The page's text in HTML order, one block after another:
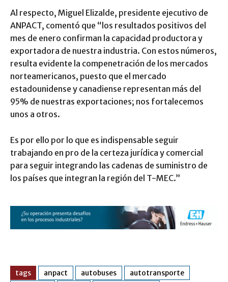
Al respecto, Miguel Elizalde, presidente ejecutivo de
ANPACT, comentó que “los resultados positivos del
mes de enero confirman la capacidad productora y
exportadora de nuestra industria. Con estos números,
resulta evidente la compenetración de los mercados
norteamericanos, puesto que el mercado
estadounidense y canadiense representan más del
95% de nuestras exportaciones; nos fortalecemos
unos a otros.
Es por ello por lo que es indispensable seguir
trabajando en pro de la certeza jurídica y comercial
para seguir integrando las cadenas de suministro de
los países que integran la región del T-MEC.”
tags anpact autobuses
autotransporte